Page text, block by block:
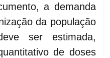
a demanda
da população
ser estimada,
de doses